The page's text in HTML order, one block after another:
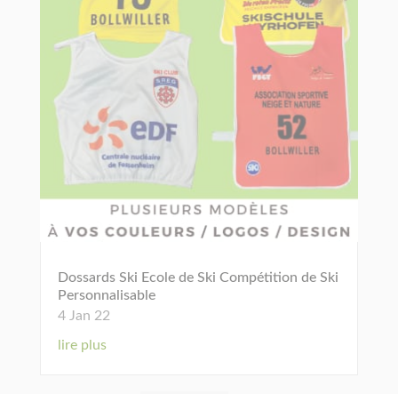
Dossards Ski Ecole de Ski Compétition de Ski
Personnalisable
4 Jan 22
lire plus